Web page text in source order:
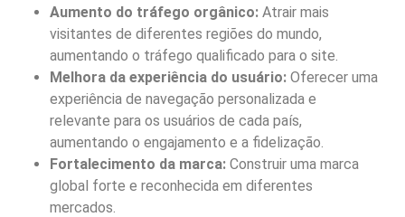
Aumento do tráfego orgânico: Atrair mais
visitantes de diferentes regiões do mundo,
aumentando o tráfego qualificado para o site.
Melhora da experiência do usuário: Oferecer uma
experiência de navegação personalizada e
relevante para os usuários de cada país,
aumentando o engajamento e a fidelização.
Fortalecimento da marca: Construir uma marca
global forte e reconhecida em diferentes
mercados.